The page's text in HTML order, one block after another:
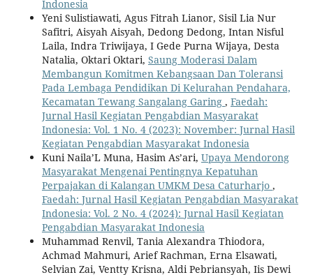
Indonesia
Yeni Sulistiawati, Agus Fitrah Lianor, Sisil Lia Nur
Safitri, Aisyah Aisyah, Dedong Dedong, Intan Nisful
Laila, Indra Triwijaya, I Gede Purna Wijaya, Desta
Natalia, Oktari Oktari, Saung Moderasi Dalam
Membangun Komitmen Kebangsaan Dan Toleransi
Pada Lembaga Pendidikan Di Kelurahan Pendahara,
Kecamatan Tewang Sangalang Garing , Faedah:
Jurnal Hasil Kegiatan Pengabdian Masyarakat
Indonesia: Vol. 1 No. 4 (2023): November: Jurnal Hasil
Kegiatan Pengabdian Masyarakat Indonesia
Kuni Naila’L Muna, Hasim As’ari, Upaya Mendorong
Masyarakat Mengenai Pentingnya Kepatuhan
Perpajakan di Kalangan UMKM Desa Caturharjo ,
Faedah: Jurnal Hasil Kegiatan Pengabdian Masyarakat
Indonesia: Vol. 2 No. 4 (2024): Jurnal Hasil Kegiatan
Pengabdian Masyarakat Indonesia
Muhammad Renvil, Tania Alexandra Thiodora,
Achmad Mahmuri, Arief Rachman, Erna Elsawati,
Selvian Zai, Ventty Krisna, Aldi Pebriansyah, Iis Dewi